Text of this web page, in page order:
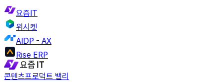
요즘IT
위시켓
AIDP - AX
Rise ERP
콘텐츠프로덕트 밸리